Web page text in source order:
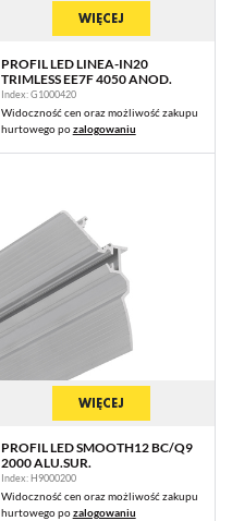
WIĘCEJ
PROFIL LED LINEA-IN20
TRIMLESS EE7F 4050 ANOD.
Index: G1000420
Widoczność cen oraz możliwość zakupu
hurtowego pozalogowaniu
WIĘCEJ
PROFIL LED SMOOTH12 BC/Q9
2000 ALU.SUR.
Index: H9000200
Widoczność cen oraz możliwość zakupu
hurtowego pozalogowaniu